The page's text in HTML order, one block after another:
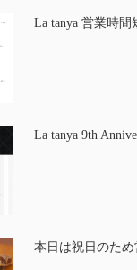
La tanya 営業時
La tanya 9th
本日は祝日のた